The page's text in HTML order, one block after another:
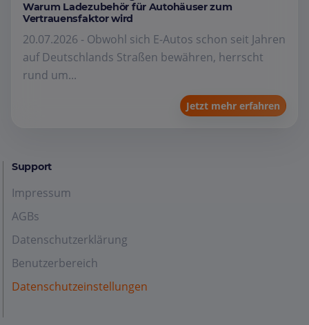
Warum Ladezubehör für Autohäuser zum
Vertrauensfaktor wird
20.07.2026 - Obwohl sich E-Autos schon seit Jahren
auf Deutschlands Straßen bewähren, herrscht
rund um...
Jetzt mehr erfahren
Support
Impressum
AGBs
Datenschutzerklärung
Benutzerbereich
Datenschutzeinstellungen